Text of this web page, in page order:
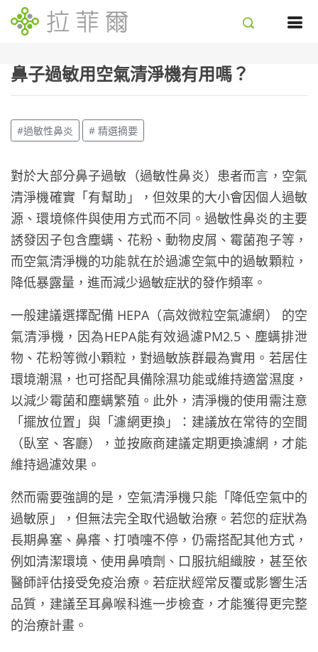
鼻子過敏用空氣清淨機有用嗎？
#過敏性鼻炎 # 精選摘要
對於大部分鼻子過敏（過敏性鼻炎）患者而言，空氣
清淨機確實「有幫助」，但效果的大小會因個人過敏
源、環境條件與使用方式而不同。過敏性鼻炎的主要
誘發因子包含塵螨、花粉、動物皮屑、霉菌孢子等，
而空氣清淨機的功能就在於過濾空氣中的過敏顆粒，
降低暴露量，進而減少過敏症狀的發作頻率。
一般建議選擇配備 HEPA（高效微粒空氣濾網） 的空
氣清淨機，因為HEPA能有效過濾PM2.5、塵螨排泄
物、花粉等微小顆粒，對過敏族群最為實用。若居住
環境潮濕，也可搭配具備除濕功能或維持適當濕度，
以減少霉菌和塵螨繁殖。此外，清淨機的使用需注意
「擺放位置」與「濾網更換」：建議放在常待的空間
（臥室、客廳），並按廠商建議定期更換濾網，才能
維持過濾效果。
然而需要強調的是，空氣清淨機只能「降低空氣中的
過敏原」，但無法完全取代過敏治療。若您的症狀為
長期鼻塞、鼻癢、打噴嚏不停，仍需搭配其他方式，
例如清潔環境、使用鼻噴劑、口服抗組織胺，甚至依
醫師評估接受免疫治療。若症狀經常反覆或影響生活
品質，建議至耳鼻喉科進一步檢查，才能獲得更完整
的治療計畫。